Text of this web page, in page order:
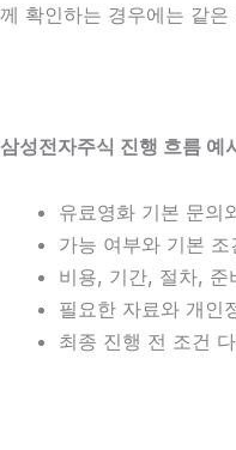
께 확인하는 경우에는 같
삼성전자주식 진행 흐름
유료영화 기본 문의
가능 여부와 기본 조
비용, 기간, 절차, 준
필요한 자료와 개인
최종 진행 전 조건